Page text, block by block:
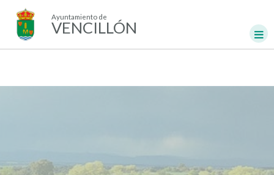
Ayuntamiento de
VENCILLÓN